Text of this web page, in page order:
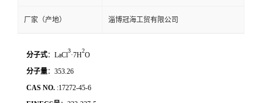
厂家（产地） 淄博冠海工贸有限公司
分子式：LaCl
3
·7H
2
O
分子量：353.26
CAS NO. :17272-45-6